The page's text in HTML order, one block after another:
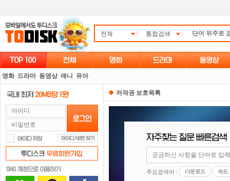
전체 통합검색
영화 드라마 동영상 애니 유아
저작권 보호목록
주요검색어 : 다운로드 속도